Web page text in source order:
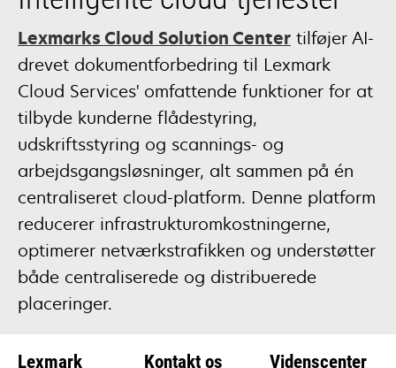
Lexmarks Cloud Solution Center tilføjer AI-
drevet dokumentforbedring til Lexmark
Cloud Services' omfattende funktioner for at
tilbyde kunderne flådestyring,
udskriftsstyring og scannings- og
arbejdsgangsløsninger, alt sammen på én
centraliseret cloud-platform. Denne platform
reducerer infrastrukturomkostningerne,
optimerer netværkstrafikken og understøtter
både centraliserede og distribuerede
placeringer.
Lexmark Kontakt os Videnscenter